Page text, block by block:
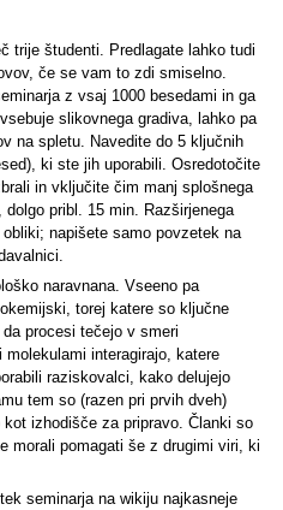
trije študenti. Predlagate lahko tudi
če se vam to zdi smiselno.
z vsaj 1000 besedami in ga
slikovnega gradiva, lahko pa
na spletu. Navedite do 5 ključnih
ki ste jih uporabili. Osredotočite
in vključite čim manj splošnega
pribl. 15 min. Razširjenega
napišete samo povzetek na
naravnana. Vseeno pa
torej katere so ključne
procesi tečejo v smeri
interagirajo, katere
raziskovalci, kako delujejo
tem so (razen pri prvih dveh)
izhodišče za pripravo. Članki so
morali pomagati še z drugimi viri, ki
seminarja na wikiju najkasneje